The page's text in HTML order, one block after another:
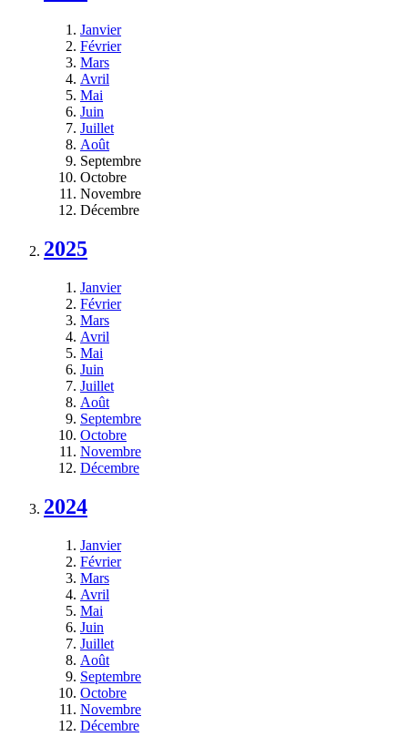
Janvier
Février
Mars
Avril
Mai
Juin
Juillet
Août
Septembre
Octobre
Novembre
Décembre
2025
Janvier
Février
Mars
Avril
Mai
Juin
Juillet
Août
Septembre
Octobre
Novembre
Décembre
2024
Janvier
Février
Mars
Avril
Mai
Juin
Juillet
Août
Septembre
Octobre
Novembre
Décembre